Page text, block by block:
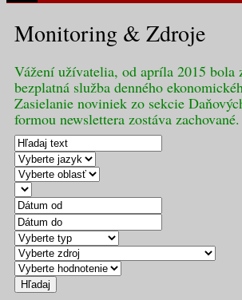
Monitoring & Zdroje
Vážení užívatelia, od apríla 2015 bola
bezplatná služba denného
Zasielanie noviniek zo sekcie
formou newslettera zostáva zachované.